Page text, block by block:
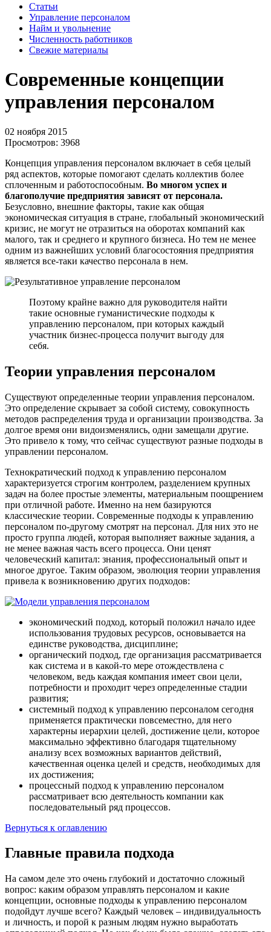
Статьи
Управление персоналом
Найм и увольнение
Численность работников
Свежие материалы
Современные концепции
управления персоналом
02 ноября 2015
Просмотров: 3968
Концепция управления персоналом включает в себя целый
ряд аспектов, которые помогают сделать коллектив более
сплоченным и работоспособным. Во многом успех и
благополучие предприятия зависят от персонала.
Безусловно, внешние факторы, такие как общая
экономическая ситуация в стране, глобальный экономический
кризис, не могут не отразиться на оборотах компаний как
малого, так и среднего и крупного бизнеса. Но тем не менее
одним из важнейших условий благосостояния предприятия
является все-таки качество персонала в нем.
Поэтому крайне важно для руководителя найти
такие основные гуманистические подходы к
управлению персоналом, при которых каждый
участник бизнес-процесса получит выгоду для
себя.
Теории управления персоналом
Существуют определенные теории управления персоналом.
Это определение скрывает за собой систему, совокупность
методов распределения труда и организации производства. За
долгое время они видоизменялись, одни замещали другие.
Это привело к тому, что сейчас существуют разные подходы в
управлении персоналом.
Технократический подход к управлению персоналом
характеризуется строгим контролем, разделением крупных
задач на более простые элементы, материальным поощрением
при отличной работе. Именно на нем базируются
классические теории. Современные подходы к управлению
персоналом по-другому смотрят на персонал. Для них это не
просто группа людей, которая выполняет важные задания, а
не менее важная часть всего процесса. Они ценят
человеческий капитал: знания, профессиональный опыт и
многое другое. Таким образом, эволюция теории управления
привела к возникновению других подходов:
экономический подход, который положил начало идее
использования трудовых ресурсов, основывается на
единстве руководства, дисциплине;
органический подход, где организация рассматривается
как система и в какой-то мере отождествлена с
человеком, ведь каждая компания имеет свои цели,
потребности и проходит через определенные стадии
развития;
системный подход к управлению персоналом сегодня
применяется практически повсеместно, для него
характерны иерархии целей, достижение цели, которое
максимально эффективно благодаря тщательному
анализу всех возможных вариантов действий,
качественная оценка целей и средств, необходимых для
их достижения;
процессный подход к управлению персоналом
рассматривает всю деятельность компании как
последовательный ряд процессов.
Вернуться к оглавлению
Главные правила подхода
На самом деле это очень глубокий и достаточно сложный
вопрос: каким образом управлять персоналом и какие
концепции, основные подходы к управлению персоналом
подойдут лучше всего? Каждый человек – индивидуальность
и личность, и порой к разным людям нужно выработать